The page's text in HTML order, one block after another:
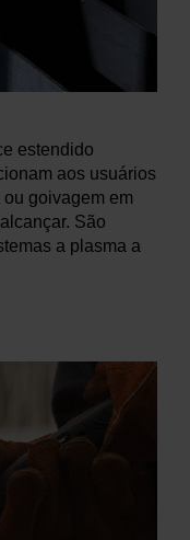
estendido
aos usuários
goivagem em
São
a plasma a